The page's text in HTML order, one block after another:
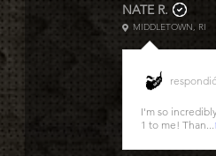
NATE R.
MIDDLETOWN, RI
I'm so
1 to me! Than...